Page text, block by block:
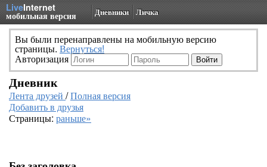
LiveInternet
мобильная версия Дневники Личка
Вы были перенаправлены на мобильную версию
страницы. Вернуться!
Авторизация
Дневник
Лента друзей /Полная версия
Добавить в друзья
Страницы: раньше»